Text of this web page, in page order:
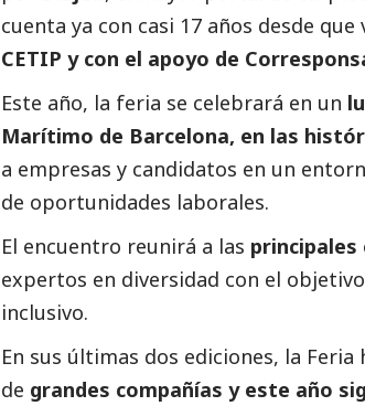
cuenta ya con casi 17 años desde que
CETIP y con el apoyo de
Este año, la feria se celebrará en un
Marítimo de Barcelona, en las
a empresas y candidatos en un
de oportunidades laborales.
El encuentro reunirá a las principales
expertos en diversidad con el
inclusivo.
En sus últimas dos ediciones, la
de grandes compañías y este año